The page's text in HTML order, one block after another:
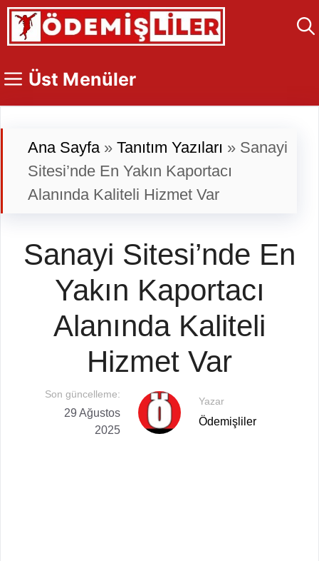
İçeriğe
atla
Üst Menüler
Ana Sayfa» Tanıtım Yazıları » Sanayi
Sitesi’nde En Yakın Kaportacı
Alanında Kaliteli Hizmet Var
Sanayi Sitesi’nde En
Yakın Kaportacı
Alanında Kaliteli
Hizmet Var
Son güncelleme:
29 Ağustos
2025
Yazar
Ödemişliler